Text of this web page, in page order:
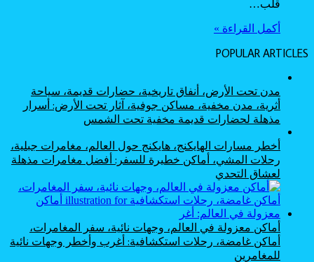
قلب…
أكمل القراءة »
POPULAR ARTICLES
مدن تحت الأرض، أنفاق تاريخية، حضارات قديمة، سياحة
أثرية، مدن مخفية، مساكن جوفية، آثار تحت الأرض: أسرار
مذهلة لحضارات قديمة مخفية تحت الشمس
أخطر مسارات الهايكنج، هايكنج حول العالم، مغامرات جبلية،
رحلات المشي، أماكن خطيرة للسفر: أفضل مغامرات مذهلة
لعشاق التحدي
أماكن معزولة في العالم، وجهات نائية، سفر المغامرات،
أماكن غامضة، رحلات استكشافية: أغرب وأخطر وجهات نائية
للمغامرين